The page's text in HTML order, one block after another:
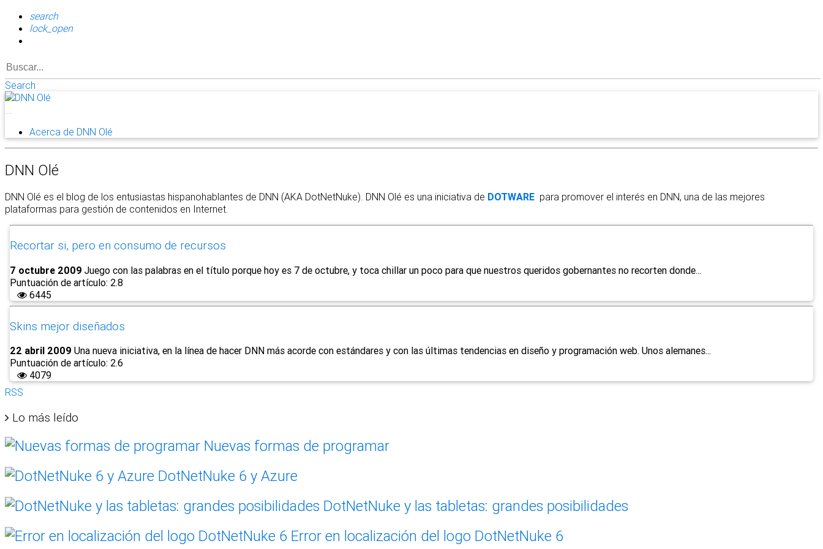
search
lock_open
Search
Acerca de DNN Olé
DNN Olé
DNN Olé es el blog de los entusiastas hispanohablantes de DNN (AKA DotNetNuke). DNN Olé es una iniciativa de DOTWARE para promover el interés en DNN, una de las mejores
plataformas para gestión de contenidos en Internet.
Recortar si, pero en consumo de recursos
7 octubre 2009 Juego con las palabras en el título porque hoy es 7 de octubre, y toca chillar un poco para que nuestros queridos gobernantes no recorten donde...
Puntuación de artículo: 2.8
6445
Skins mejor diseñados
22 abril 2009 Una nueva iniciativa, en la línea de hacer DNN más acorde con estándares y con las últimas tendencias en diseño y programación web. Unos alemanes...
Puntuación de artículo: 2.6
4079
RSS
Lo más leído
Nuevas formas de programar
DotNetNuke 6 y Azure
DotNetNuke y las tabletas: grandes posibilidades
Error en localización del logo DotNetNuke 6